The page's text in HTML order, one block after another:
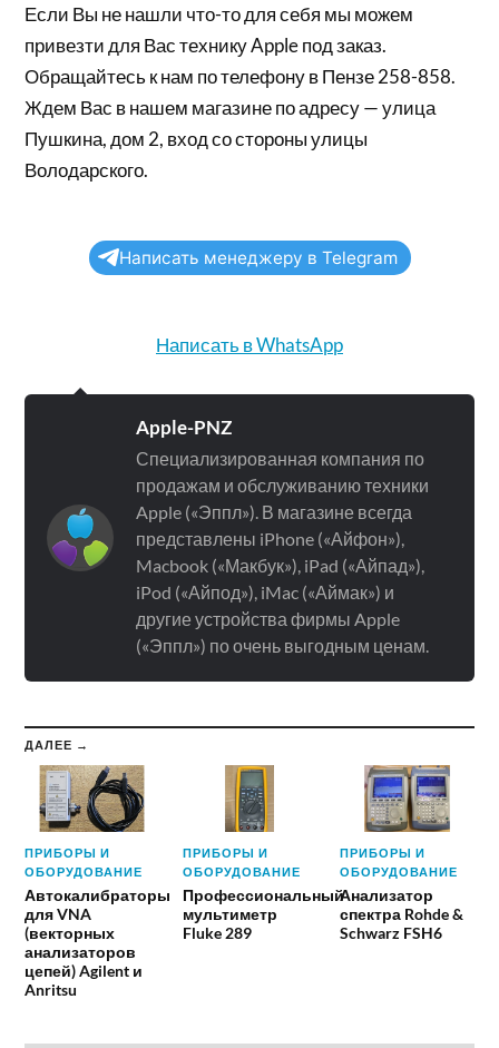
Если Вы не нашли что-то для себя мы можем
привезти для Вас технику Apple под заказ.
Обращайтесь к нам по телефону в Пензе 258-858.
Ждем Вас в нашем магазине по адресу — улица
Пушкина, дом 2, вход со стороны улицы
Володарского.
Написать менеджеру в Telegram
Написать в WhatsApp
Apple-PNZ
Специализированная компания по
продажам и обслуживанию техники
Apple («Эппл»). В магазине всегда
представлены iPhone («Айфон»),
Macbook («Макбук»), iPad («Айпад»),
iPod («Айпод»), iMac («Аймак») и
другие устройства фирмы Apple
(«Эппл») по очень выгодным ценам.
ДАЛЕЕ →
ПРИБОРЫ И
ОБОРУДОВАНИЕ
Автокалибраторы
для VNA
(векторных
анализаторов
цепей) Agilent и
Anritsu
ПРИБОРЫ И
ОБОРУДОВАНИЕ
Профессиональный
мультиметр
Fluke 289
ПРИБОРЫ И
ОБОРУДОВАНИЕ
Анализатор
спектра Rohde &
Schwarz FSH6